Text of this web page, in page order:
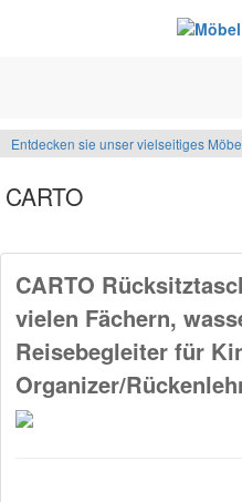
Entdecken sie unser vielseitiges
CARTO
CARTO
vielen Fächern,
Reisebegleiter für
Organizer/